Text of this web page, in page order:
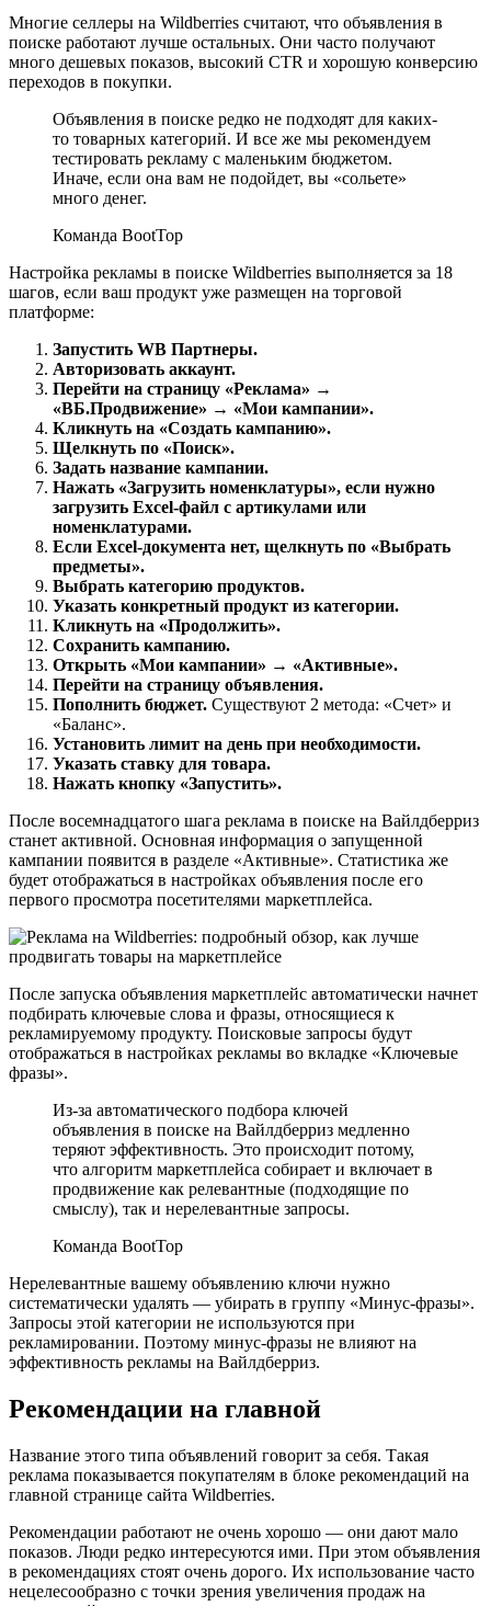
Многие селлеры на Wildberries считают, что объявления в
поиске работают лучше остальных. Они часто получают
много дешевых показов, высокий CTR и хорошую конверсию
переходов в покупки.
Объявления в поиске редко не подходят для каких-
то товарных категорий. И все же мы рекомендуем
тестировать рекламу с маленьким бюджетом.
Иначе, если она вам не подойдет, вы «сольете»
много денег.
Команда BootTop
Настройка рекламы в поиске Wildberries выполняется за 18
шагов, если ваш продукт уже размещен на торговой
платформе:
Запустить WB Партнеры.
Авторизовать аккаунт.
Перейти на страницу «Реклама» →
«ВБ.Продвижение» → «Мои кампании».
Кликнуть на «Создать кампанию».
Щелкнуть по «Поиск».
Задать название кампании.
Нажать «Загрузить номенклатуры», если нужно
загрузить Excel-файл с артикулами или
номенклатурами.
Если Excel-документа нет, щелкнуть по «Выбрать
предметы».
Выбрать категорию продуктов.
Указать конкретный продукт из категории.
Кликнуть на «Продолжить».
Сохранить кампанию.
Открыть «Мои кампании» → «Активные».
Перейти на страницу объявления.
Пополнить бюджет. Существуют 2 метода: «Счет» и
«Баланс».
Установить лимит на день при необходимости.
Указать ставку для товара.
Нажать кнопку «Запустить».
После восемнадцатого шага реклама в поиске на Вайлдберриз
станет активной. Основная информация о запущенной
кампании появится в разделе «Активные». Статистика же
будет отображаться в настройках объявления после его
первого просмотра посетителями маркетплейса.
После запуска объявления маркетплейс автоматически начнет
подбирать ключевые слова и фразы, относящиеся к
рекламируемому продукту. Поисковые запросы будут
отображаться в настройках рекламы во вкладке «Ключевые
фразы».
Из-за автоматического подбора ключей
объявления в поиске на Вайлдберриз медленно
теряют эффективность. Это происходит потому,
что алгоритм маркетплейса собирает и включает в
продвижение как релевантные (подходящие по
смыслу), так и нерелевантные запросы.
Команда BootTop
Нерелевантные вашему объявлению ключи нужно
систематически удалять — убирать в группу «Минус-фразы».
Запросы этой категории не используются при
рекламировании. Поэтому минус-фразы не влияют на
эффективность рекламы на Вайлдберриз.
Рекомендации на главной
Название этого типа объявлений говорит за себя. Такая
реклама показывается покупателям в блоке рекомендаций на
главной странице сайта Wildberries.
Рекомендации работают не очень хорошо — они дают мало
показов. Люди редко интересуются ими. При этом объявления
в рекомендациях стоят очень дорого. Их использование часто
нецелесообразно с точки зрения увеличения продаж на